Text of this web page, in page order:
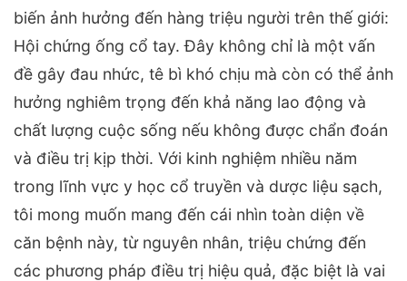
biến ảnh hưởng đến hàng triệu người trên thế giới:
Hội chứng ống cổ tay. Đây không chỉ là một vấn
đề gây đau nhức, tê bì khó chịu mà còn có thể ảnh
hưởng nghiêm trọng đến khả năng lao động và
chất lượng cuộc sống nếu không được chẩn đoán
và điều trị kịp thời. Với kinh nghiệm nhiều năm
trong lĩnh vực y học cổ truyền và dược liệu sạch,
tôi mong muốn mang đến cái nhìn toàn diện về
căn bệnh này, từ nguyên nhân, triệu chứng đến
các phương pháp điều trị hiệu quả, đặc biệt là vai